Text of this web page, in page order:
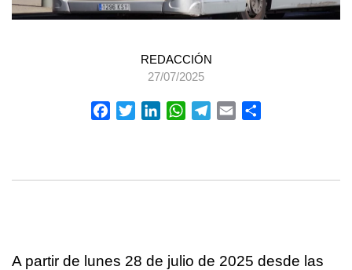
REDACCIÓN
27/07/2025
FacebookTwitterLinkedInWhatsApp
Telegram
Email
A partir de lunes 28 de julio de 2025 desde las